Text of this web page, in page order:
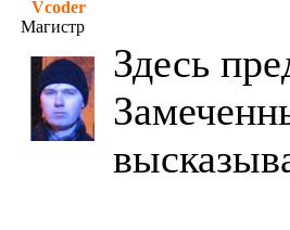
Vcoder
Магистр
Здесь